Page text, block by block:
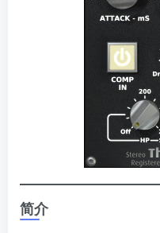
简介